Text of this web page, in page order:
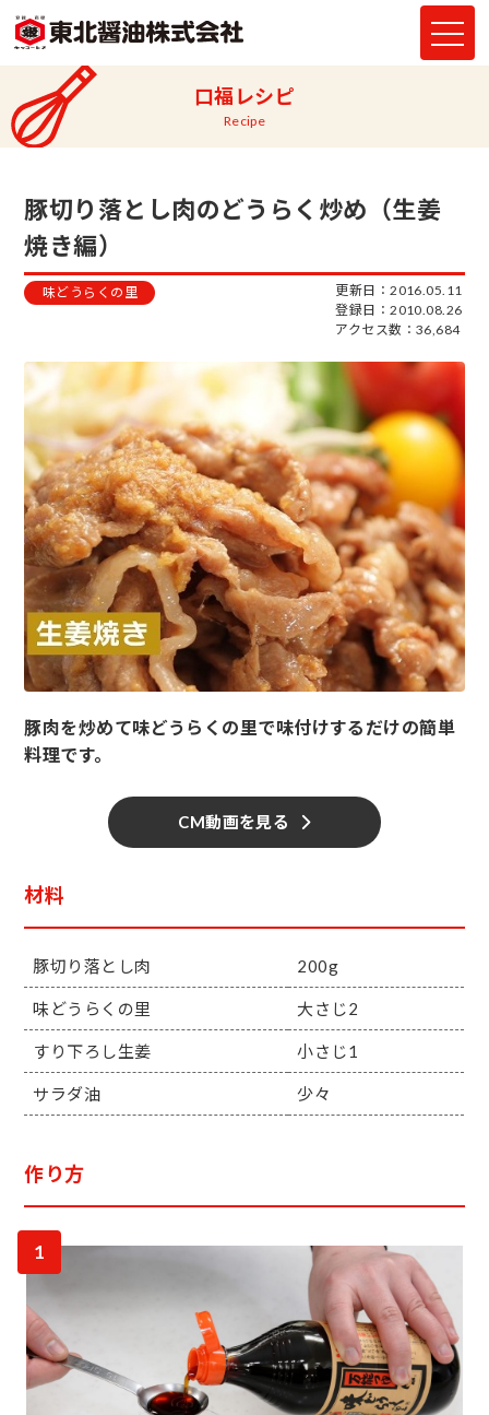
口福レシピ
Recipe
豚切り落とし肉のどうらく炒め（生姜
焼き編）
味どうらくの里
更新日：2016.05.11
登録日：2010.08.26
アクセス数：36,684
豚肉を炒めて味どうらくの里で味付けするだけの簡単
料理です。
CM動画を見る
材料
豚切り落とし肉 200g
味どうらくの里 大さじ2
すり下ろし生姜 小さじ1
サラダ油 少々
作り方
1